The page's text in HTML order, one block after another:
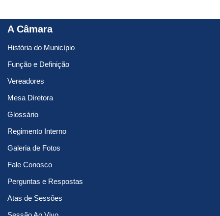
A Câmara
História do Município
Função e Definição
Vereadores
Mesa Diretora
Glossário
Regimento Interno
Galeria de Fotos
Fale Conosco
Perguntas e Respostas
Atas de Sessões